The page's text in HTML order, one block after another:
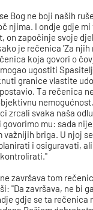
Bog ne boji naših
njima. I ondje gdje
on započinje svoje
je rečenica 'Za
koja govori o
ugostiti
granice vlastite
Ta rečenica
zrcali svaka naša
govorimo mu: sada
važnijih briga. U njoj
i osiguravati,
završava tom
"Da završava, ne bi
gdje se ta rečenica